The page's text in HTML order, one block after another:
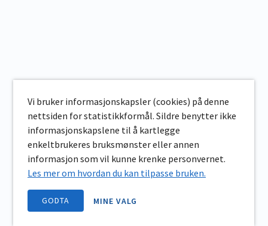
Vi bruker informasjonskapsler (cookies) på denne
nettsiden for statistikkformål. Sildre benytter ikke
informasjonskapslene til å kartlegge
enkeltbrukeres bruksmønster eller annen
informasjon som vil kunne krenke personvernet.
Les mer om hvordan du kan tilpasse bruken.
GODTA MINE VALG